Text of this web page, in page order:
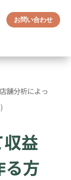
お問い合わせ
店舗分析によっ
益
る方